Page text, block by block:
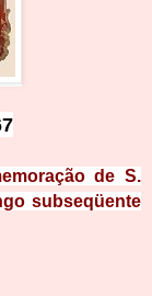
de S.
subseqüente